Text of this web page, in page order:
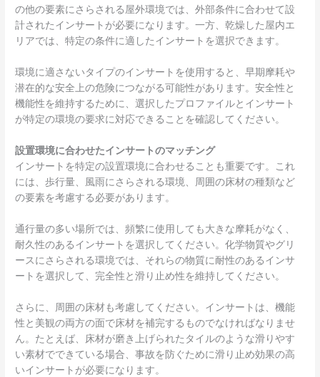
の他の要素にさらされる屋外環境では、外部条件に合わせて設
計されたインサートが必要になります。一方、乾燥した屋内エ
リアでは、特定の条件に適したインサートを選択できます。
環境に適さないタイプのインサートを使用すると、早期摩耗や
潜在的な安全上の危険につながる可能性があります。安全性と
機能性を維持するために、選択したプロファイルとインサート
が特定の環境の要求に対応できることを確認してください。
設置環境に合わせたインサートのマッチング
インサートを特定の設置環境に合わせることも重要です。これ
には、歩行量、風雨にさらされる環境、周囲の床材の種類など
の要素を考慮する必要があります。
通行量の多い場所では、頻繁に使用しても大きな摩耗がなく、
耐久性のあるインサートを選択してください。化学物質やグリ
ースにさらされる環境では、それらの物質に耐性のあるインサ
ートを選択して、完全性と滑り止め性を維持してください。
さらに、周囲の床材も考慮してください。インサートは、機能
性と美観の両方の面で床材を補完するものでなければなりませ
ん。たとえば、床材が磨き上げられたタイルのような滑りやす
い素材でできている場合、事故を防ぐために滑り止め効果の高
いインサートが必要になります。